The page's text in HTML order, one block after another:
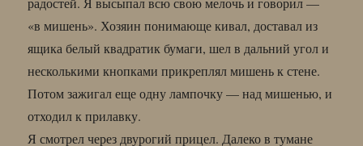
«в мишень». Хозяин понимающе кивал, доставал из
ящика белый квадратик бумаги, шел в дальний угол и
несколькими кнопками прикреплял мишень к стене.
Потом зажигал еще одну лампочку — над мишенью, и
отходил к прилавку.
Я смотрел через двурогий прицел. Далеко в тумане